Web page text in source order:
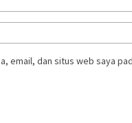
email, dan situs web saya